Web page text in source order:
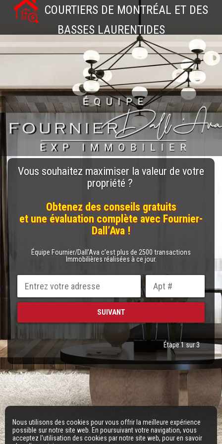
COURTIERS DE MONTRÉAL ET DES
BASSES LAURENTIDES
Vous souhaitez maximiser la valeur de votre
propriété ?
Obtenez des conseils gratuits
et une évaluation complète avec Fournier-
Dall’Ava !
Équipe Fournier/Dall’Ava c’est plus de 2500 transactions
Immobilières réalisées à ce jour.
Étape 1 sur 3
Nous utilisons des cookies pour vous offrir la meilleure expérience
possible sur notre site web. En poursuivant votre navigation, vous
acceptez l'utilisation des cookies par notre site web, pour en savoir